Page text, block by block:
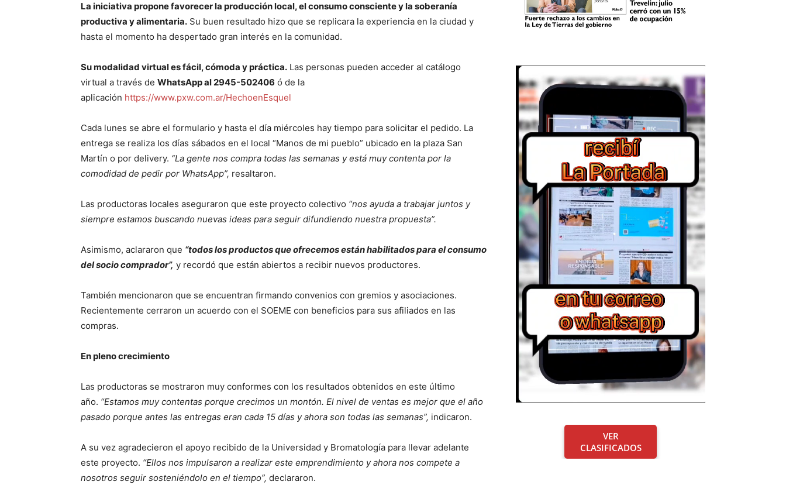
La iniciativa propone favorecer la producción local, el consumo consciente y la soberanía
productiva y alimentaria. Su buen resultado hizo que se replicara la experiencia en la ciudad y
hasta el momento ha despertado gran interés en la comunidad.
Su modalidad virtual es fácil, cómoda y práctica. Las personas pueden acceder al catálogo
virtual a través de WhatsApp al 2945-502406 ó de la
aplicación https://www.pxw.com.ar/HechoenEsquel
Cada lunes se abre el formulario y hasta el día miércoles hay tiempo para solicitar el pedido. La
entrega se realiza los días sábados en el local “Manos de mi pueblo” ubicado en la plaza San
Martín o por delivery. “La gente nos compra todas las semanas y está muy contenta por la
comodidad de pedir por WhatsApp”, resaltaron.
Las productoras locales aseguraron que este proyecto colectivo “nos ayuda a trabajar juntos y
siempre estamos buscando nuevas ideas para seguir difundiendo nuestra propuesta”.
Asimismo, aclararon que “todos los productos que ofrecemos están habilitados para el consumo
del socio comprador”, y recordó que están abiertos a recibir nuevos productores.
También mencionaron que se encuentran firmando convenios con gremios y asociaciones.
Recientemente cerraron un acuerdo con el SOEME con beneficios para sus afiliados en las
compras.
En pleno crecimiento
Las productoras se mostraron muy conformes con los resultados obtenidos en este último
año. “Estamos muy contentas porque crecimos un montón. El nivel de ventas es mejor que el año
pasado porque antes las entregas eran cada 15 días y ahora son todas las semanas”, indicaron.
A su vez agradecieron el apoyo recibido de la Universidad y Bromatología para llevar adelante
este proyecto. “Ellos nos impulsaron a realizar este emprendimiento y ahora nos compete a
nosotros seguir sosteniéndolo en el tiempo”, declararon.
VER
CLASIFICADOS